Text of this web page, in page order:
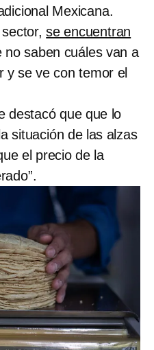
Mexicana.
sector,se encuentran
no saben cuáles van a
y se ve con temor el
destacó que que lo
situación de las alzas
el precio de la